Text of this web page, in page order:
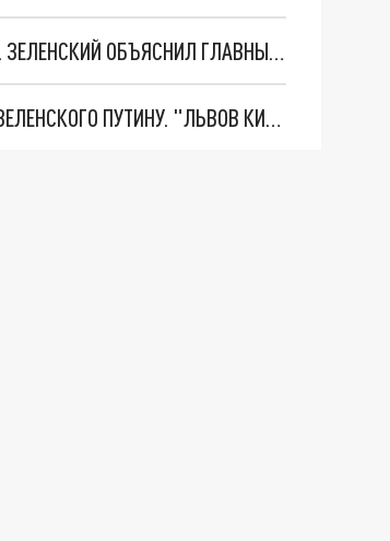
"МЫ ВАС ЗАСТАВИМ": ЖУТКИЕ ДЕТАЛИ ОХОТЫ НА ГЕНЕРАЛА. ЗЕЛЕНСКИЙ ОБЪЯСНИЛ ГЛАВНЫЙ СМЫСЛ ТЕРАКТА В ЦЕНТРЕ МОСКВЫ
НОВОЕ МАСШТАБНЕЙШЕЕ НАСТУПЛЕНИЕ. ТРИ УЛЬТИМАТУМА ЗЕЛЕНСКОГО ПУТИНУ. "ЛЬВОВ КИМА" ПОСТАВЯТ НА ПВО? ГЛОБАЛЬНЫЙ ПРОРЫВ ПОД ЗАПОРОЖЬЕМ